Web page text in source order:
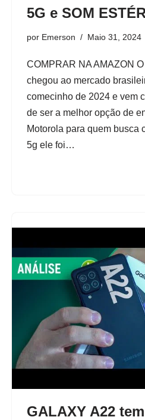
5G e SOM
por Emerson Maio 31, 2024
COMPRAR NA AMAZON
chegou ao mercado
comecinho de 2024 e vem
de ser a melhor opção de
Motorola para quem busca
5g ele foi…
GALAXY A22